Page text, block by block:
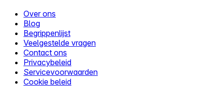
Over ons
Blog
Begrippenlijst
Veelgestelde vragen
Contact ons
Privacybeleid
Servicevoorwaarden
Cookie beleid